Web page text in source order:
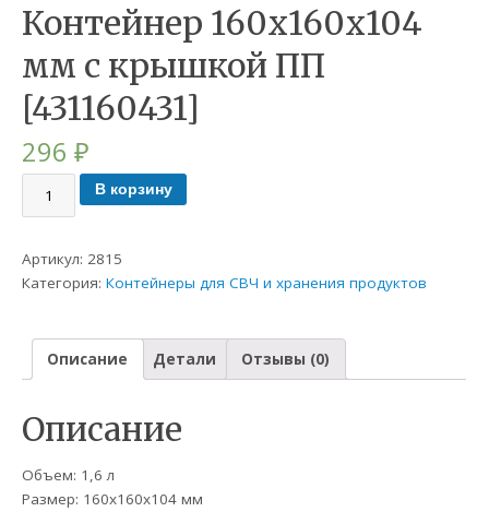
Контейнер 160х160х104
мм с крышкой ПП
[431160431]
296₽
В корзину
Артикул: 2815
Категория:Контейнеры для СВЧ и хранения продуктов
Описание Детали Отзывы (0)
Описание
Объем: 1,6 л
Размер: 160х160х104 мм